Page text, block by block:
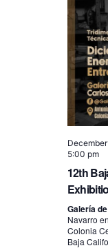
5:00 pm
12th
Galería
Navarro
Colonia
Baja